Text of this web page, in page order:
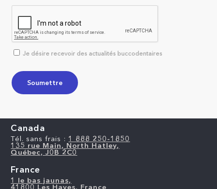
Je désire recevoir des actualités buccodentaires
Canada
Tél. sans frais : 1 888 250-1850
135 rue Main, North Hatley,
Québec, J0B 2C0
France
1 le bas jaunas,